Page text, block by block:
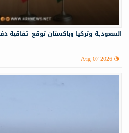
السعودية وتركيا وباكستان توقع اتفاقية
Aug 07 2026